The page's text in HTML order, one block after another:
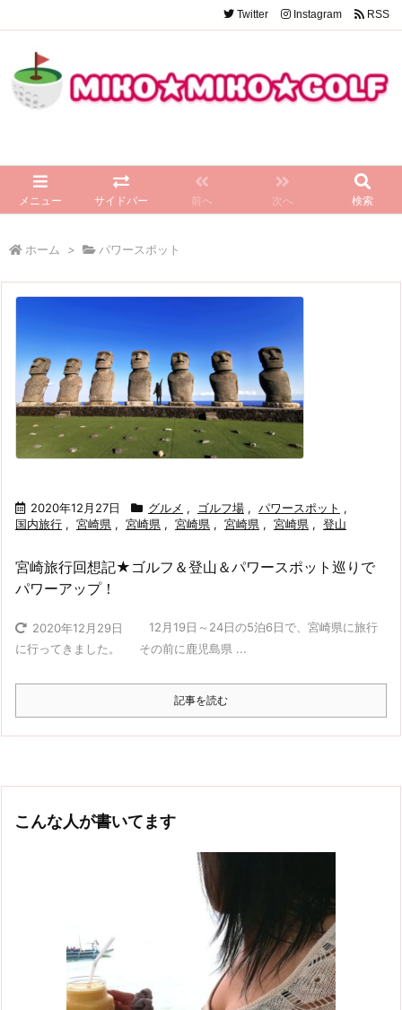
メニュー サイドバー 前へ 次へ 検索
Twitter Instagram RSS
ホーム > パワースポット
2020年12月27日 グルメ , ゴルフ場 , パワースポット ,
国内旅行 , 宮崎県 , 宮崎県 , 宮崎県 , 宮崎県 , 宮崎県 , 登山
宮崎旅行回想記★ゴルフ＆登山＆パワースポット巡りで
パワーアップ！
2020年12月29日
12月19日～24日の5泊6日で、宮崎県に旅行
に行ってきました。 その前に鹿児島県 ...
記事を読む
こんな人が書いてます